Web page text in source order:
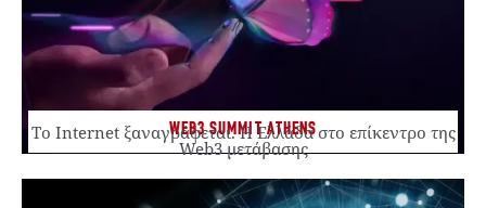
WEB3 SUMMIT ATHENS
Το Internet ξαναγράφεται. Η Ελλάδα στο επίκεντρο της
Web3 μετάβασης